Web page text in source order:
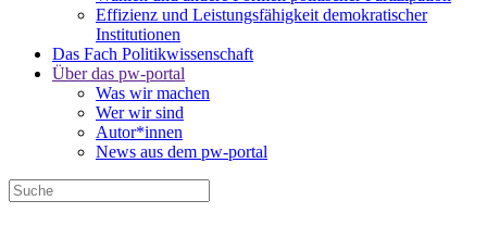
Effizienz und Leistungsfähigkeit demokratischer
Institutionen
Das Fach Politikwissenschaft
Über das pw-portal
Was wir machen
Wer wir sind
Autor*innen
News aus dem pw-portal